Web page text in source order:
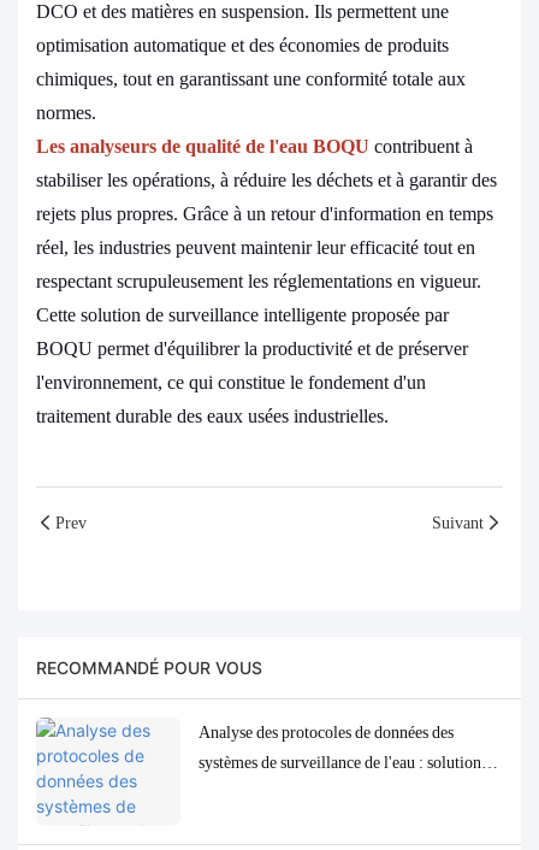
DCO et des matières en suspension. Ils permettent une
optimisation automatique et des économies de produits
chimiques, tout en garantissant une conformité totale aux
normes.
Les analyseurs de qualité de l'eau BOQU contribuent à
stabiliser les opérations, à réduire les déchets et à garantir des
rejets plus propres. Grâce à un retour d'information en temps
réel, les industries peuvent maintenir leur efficacité tout en
respectant scrupuleusement les réglementations en vigueur.
Cette solution de surveillance intelligente proposée par
BOQU permet d'équilibrer la productivité et de préserver
l'environnement, ce qui constitue le fondement d'un
traitement durable des eaux usées industrielles.
Prev Suivant
RECOMMANDÉ POUR VOUS
Analyse des protocoles de données des
systèmes de surveillance de l'eau : solutions